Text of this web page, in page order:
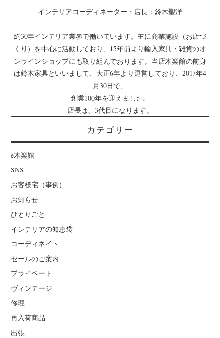
インテリアコーディネーター・店長：鈴木聖洋
約30年インテリア業界で働いています。主に商業施設（お店づ
くり）を中心に活動しており、15年前より輸入家具・雑貨のオ
ンラインショップにも取り組んでおります。当店木楽館の前身
は鈴木家具といいまして、大正6年より運営しており、2017年4
月30日で、
創業100年を迎えました。
店長は、3代目になります。
カテゴリー
e木楽館
SNS
お客様宅（事例）
お知らせ
ひとりごと
インテリアの知恵袋
コーディネイト
セールのご案内
プライベート
ヴィンテージ
修理
再入荷商品
出張